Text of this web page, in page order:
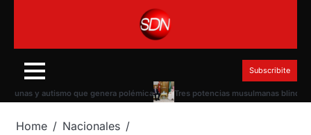
Subscribite
y autismo que genera polémica Tres potencias musulmanas blindan
Home
Nacionales